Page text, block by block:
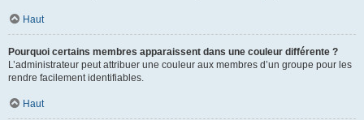
Haut
Pourquoi certains membres apparaissent dans une couleur différente ?
L’administrateur peut attribuer une couleur aux membres d’un groupe pour les
rendre facilement identifiables.
Haut